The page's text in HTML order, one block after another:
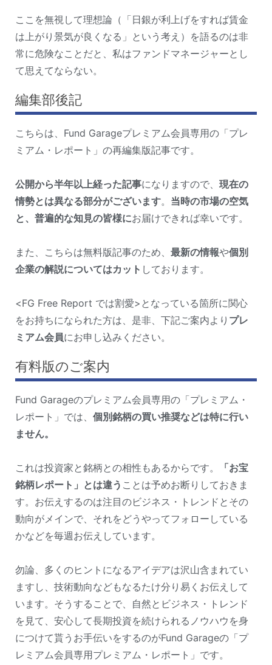
ここを無視して理想論（「日銀が利上げをすれば賃金
は上がり景気が良くなる」という考え）を語るのは非
常に危険なことだと、私はファンドマネージャーとし
て思えてならない。
編集部後記
こちらは、Fund Garageプレミアム会員専用の「プレ
ミアム・レポート」の再編集版記事です。
公開から半年以上経った記事になりますので、 現在の
情勢とは異なる部分がございます。 当時の市場の空気
と、普遍的な知見の皆様にお届けできれば幸いです。
また、こちらは無料版記事のため、 最新の情報や個別
企業の解説についてはカット しております。
<FG Free Report では割愛>となっている箇所に関心
をお持ちになられた方は、是非、下記ご案内より プレ
ミアム会員にお申し込みください。
有料版のご案内
Fund Garageのプレミアム会員専用の「プレミアム・
レポート」では、 個別銘柄の買い推奨などは特に行い
ません。
これは投資家と銘柄との相性もあるからです。
「お宝
銘柄レポート」とは違う ことは予めお断りしておきま
す。お伝えするのは注目のビジネス・トレンドとその
動向がメインで、それをどうやってフォローしている
かなどを毎週お伝えしています。
勿論、多くのヒントになるアイデアは沢山含まれてい
ますし、技術動向などもなるたけ分り易くお伝えして
います。そうすることで、自然とビジネス・トレンド
を見て、安心して長期投資を続けられるノウハウを身
につけて貰うお手伝いをするのがFund Garageの「プ
レミアム会員専用プレミアム・レポート」です。